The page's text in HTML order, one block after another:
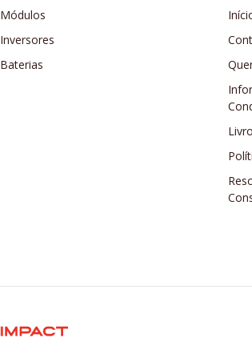
Módulos
Inversores
Baterias